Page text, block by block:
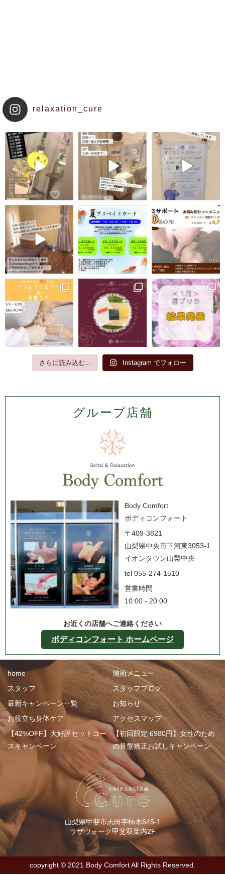
relaxation_cure
さらに読み込む... Instagram でフォロー
グループ店舗
Body Comfort
ボディコンフォート
〒409-3821
山梨県中央市下河東3053-1
イオンタウン山梨中央
tel 055-274-1510
営業時間
10:00 - 20:00
お近くの店舗へご連絡ください
ボディコンフォート ホームページ
home
施術メニュー
スタッフ
スタッフブログ
最新キャンペーン一覧
お知らせ
お役立ち身体ケア
アクセスマップ
【42%OFF】大好評セットコー
スキャンペーン
【初回限定 6980円】女性のため
の骨盤矯正お試しキャンペーン
山梨県甲斐市志田字柿木645-1
ラザウォーク甲斐双葉内2F
copyright ©︎ 2021 Body Comfort All Rights Reserved.